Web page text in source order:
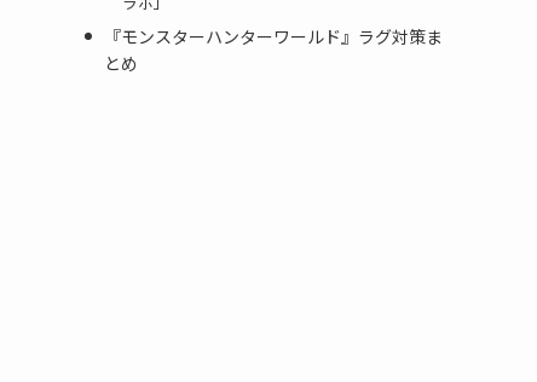
『モンスターハンターワールド』ラグ対策ま
とめ